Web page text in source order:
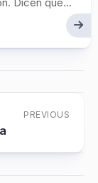
PREVIOUS